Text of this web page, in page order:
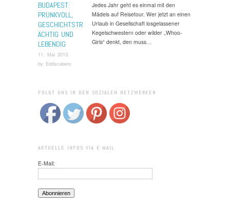
BUDAPEST:
PRUNKVOLL,
GESCHICHTSTR
ÄCHTIG UND
LEBENDIG
11. Mai 2013
by Eddscabero
Jedes Jahr geht es einmal mit den
Mädels auf Reisetour. Wer jetzt an einen
Urlaub in Gesellschaft losgelassener
Kegelschwestern oder wilder „Whoo-
Girls“ denkt, den muss…
FOLGT UNS IN DEN SOZIALEN NETZWERKEN
AKTUELLE INFOS VIA E-MAIL
E-Mail: